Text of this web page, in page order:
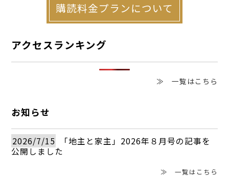
購読料金プランについて
アクセスランキング
≫ 一覧はこちら
お知らせ
2026/7/15
「地主と家主」2026年８月号の記事を
公開しました
≫ 一覧はこちら